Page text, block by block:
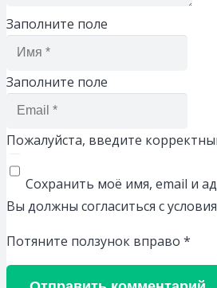
Заполните поле
Заполните поле
Пожалуйста, введите
Сохранить моё имя, email и
Вы должны согласиться с
Потяните ползунок вправо *